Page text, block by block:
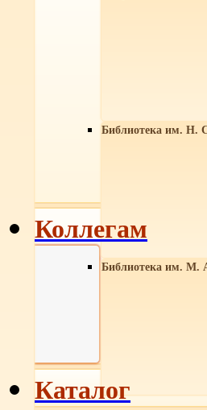
Библиотека им. Н.
Библиотека им. М.
Коллегам
Каталог